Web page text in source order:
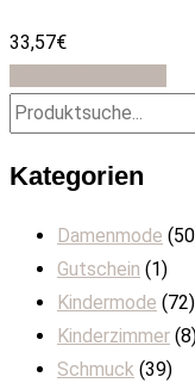
33,57€
Kategorien
Damenmode
Gutschein (1)
Kindermode (72)
Kinderzimmer
Schmuck (39)